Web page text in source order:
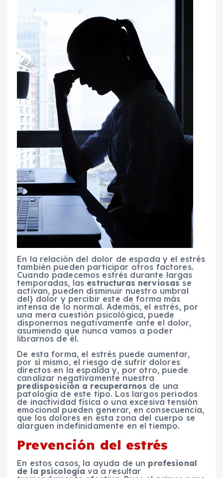
En la relación del dolor de espada y el estrés
también pueden participar otros factores.
Cuando padecemos estrés durante largas
temporadas, las estructuras nerviosasse
activan, pueden disminuir nuestro umbral
del} dolor y percibir este de forma más
intensa de lo normal. Además, el estrés, por
una mera cuestión psicológica, puede
disponernos negativamente ante el dolor,
asumiendo que nunca vamos a poder
librarnos de él.
De esta forma, el estrés puede aumentar,
por sí mismo, el riesgo de sufrir dolores
directos en la espalda y, por otro, puede
canalizar negativamente nuestra
predisposición a recuperarnos de una
patología de este tipo. Los largos periodos
de inactividad física o una excesiva tensión
emocional pueden generar, en consecuencia,
que los dolores en esta zona del cuerpo se
alarguen indefinidamente en el tiempo.
Prevención del estrés
En estos casos, la ayuda de un profesional
de la psicología va a resultar